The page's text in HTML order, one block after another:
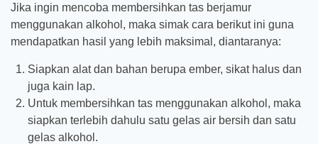
Jika ingin mencoba membersihkan tas berjamur
menggunakan alkohol, maka simak cara berikut ini guna
mendapatkan hasil yang lebih maksimal, diantaranya:
Siapkan alat dan bahan berupa ember, sikat halus dan
juga kain lap.
Untuk membersihkan tas menggunakan alkohol, maka
siapkan terlebih dahulu satu gelas air bersih dan satu
gelas alkohol.